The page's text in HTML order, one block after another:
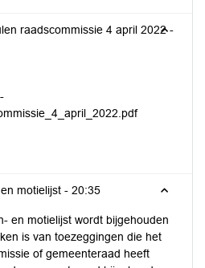
raadscommissie 4 april 2022 -
motielijst - 20:35
en motielijst wordt bijgehouden
is van toezeggingen die het
of gemeenteraad heeft